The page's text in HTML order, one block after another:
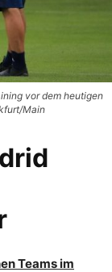
vor dem heutigen
Main
Teams im